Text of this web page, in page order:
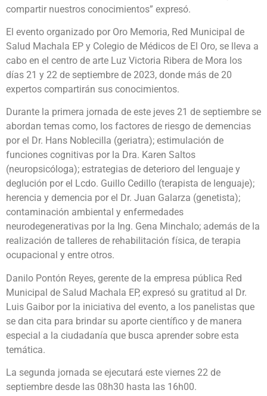
compartir nuestros conocimientos” expresó.
El evento organizado por Oro Memoria, Red Municipal de
Salud Machala EP y Colegio de Médicos de El Oro, se lleva a
cabo en el centro de arte Luz Victoria Ribera de Mora los
días 21 y 22 de septiembre de 2023, donde más de 20
expertos compartirán sus conocimientos.
Durante la primera jornada de este jeves 21 de septiembre se
abordan temas como, los factores de riesgo de demencias
por el Dr. Hans Noblecilla (geriatra); estimulación de
funciones cognitivas por la Dra. Karen Saltos
(neuropsicóloga); estrategias de deterioro del lenguaje y
deglución por el Lcdo. Guillo Cedillo (terapista de lenguaje);
herencia y demencia por el Dr. Juan Galarza (genetista);
contaminación ambiental y enfermedades
neurodegenerativas por la Ing. Gena Minchalo; además de la
realización de talleres de rehabilitación física, de terapia
ocupacional y entre otros.
Danilo Pontón Reyes, gerente de la empresa pública Red
Municipal de Salud Machala EP, expresó su gratitud al Dr.
Luis Gaibor por la iniciativa del evento, a los panelistas que
se dan cita para brindar su aporte científico y de manera
especial a la ciudadanía que busca aprender sobre esta
temática.
La segunda jornada se ejecutará este viernes 22 de
septiembre desde las 08h30 hasta las 16h00.